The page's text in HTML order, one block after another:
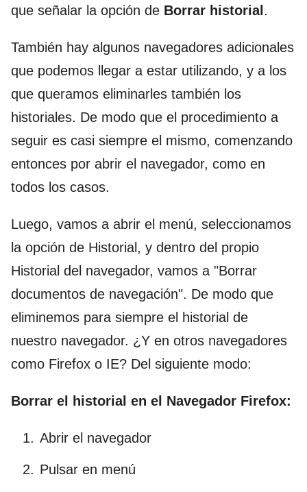
que señalar la opción de Borrar historial .
También hay algunos navegadores adicionales
que podemos llegar a estar utilizando, y a los
que queramos eliminarles también los
historiales. De modo que el procedimiento a
seguir es casi siempre el mismo, comenzando
entonces por abrir el navegador, como en
todos los casos.
Luego, vamos a abrir el menú, seleccionamos
la opción de Historial, y dentro del propio
Historial del navegador, vamos a "Borrar
documentos de navegación". De modo que
eliminemos para siempre el historial de
nuestro navegador. ¿Y en otros navegadores
como Firefox o IE? Del siguiente modo:
Borrar el historial en el Navegador Firefox:
Abrir el navegador
Pulsar en menú